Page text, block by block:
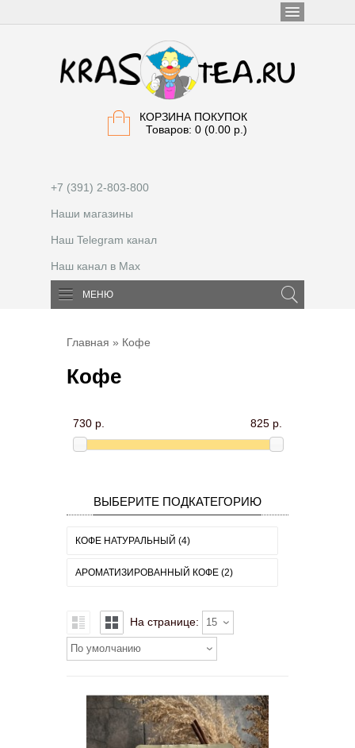
КОРЗИНА ПОКУПОК
Товаров: 0 (0.00 р.)
+7 (391) 2-803-800
Наши магазины
Наш Telegram канал
Наш канал в Max
МЕНЮ
Главная » Кофе
Кофе
730 р. 825 р.
ВЫБЕРИТЕ ПОДКАТЕГОРИЮ
КОФЕ НАТУРАЛЬНЫЙ (4)
АРОМАТИЗИРОВАННЫЙ КОФЕ (2)
На странице: 15
По умолчанию